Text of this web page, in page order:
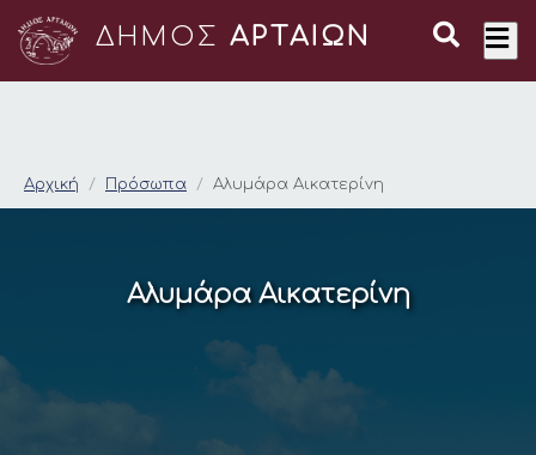
ΔΗΜΟΣ ΑΡΤΑΙΩΝ
Αλυμάρα Αικατερίνη
Αρχική Πρόσωπα Αλυμάρα Αικατερίνη
Αλυμάρα Αικατερίνη